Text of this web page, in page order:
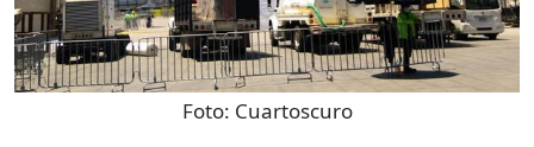
Foto: Cuartoscuro